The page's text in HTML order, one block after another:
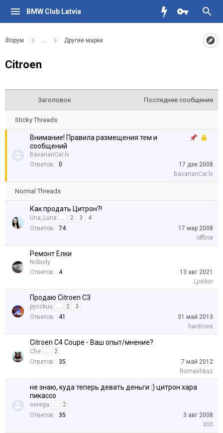
BMW Club Latvia
Форум ... Другие марки
Citroen
Заголовок Последнее сообщение
Sticky Threads
Внимание! Правила размещения тем и
сообщений
BavarianCar.lv
Ответов:
0
17 дек 2008
BavarianCar.lv
Normal Threads
Как продать Цитрон?!
Una_Luna ... 2 3
4
Ответов:
74
17 мар 2008
offline
Ремонт Елки
Nobody
Ответов:
4
13 авг 2021
Ljo6kin
Продаю Citroen C3
pycckuu ... 2
3
Ответов:
41
31 май 2013
hardcore
Citroen C4 Coupe - Ваш опыт/мнение?
Che ...
2
Ответов:
35
7 май 2012
Romashkaz
не знаю, куда теперь девать деньги :) цитрон хара
пикассо
serega ...
2
Ответов:
35
3 авг 2008
300